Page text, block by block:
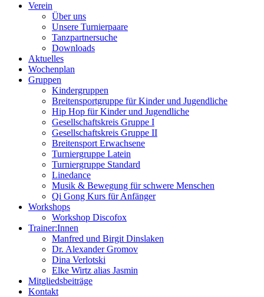
Verein
Über uns
Unsere Turnierpaare
Tanzpartnersuche
Downloads
Aktuelles
Wochenplan
Gruppen
Kindergruppen
Breitensportgruppe für Kinder und Jugendliche
Hip Hop für Kinder und Jugendliche​
Gesellschaftskreis Gruppe I
Gesellschaftskreis Gruppe II
Breitensport Erwachsene
Turniergruppe Latein
Turniergruppe Standard
Linedance
Musik & Bewegung für schwere Menschen​
Qi Gong Kurs für Anfänger
Workshops
Workshop Discofox
Trainer:Innen
Manfred und Birgit Dinslaken
Dr. Alexander Gromov
Dina Verlotski
Elke Wirtz alias Jasmin
Mitgliedsbeiträge
Kontakt